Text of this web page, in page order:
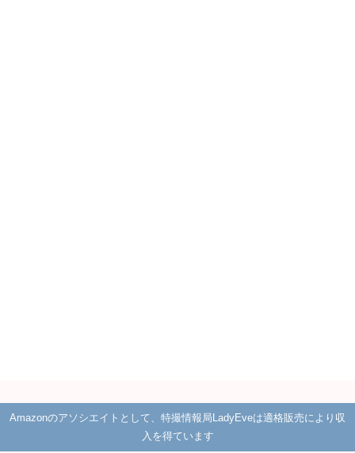
Amazonのアソシエイトとして、特撮情報局LadyEveは適格販売により収
入を得ています